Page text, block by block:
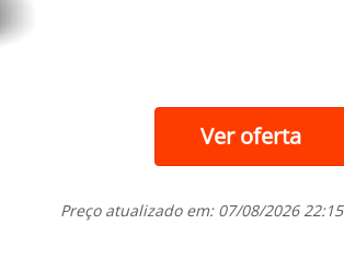
Ver oferta
Preço atualizado em: 07/08/2026 22:15